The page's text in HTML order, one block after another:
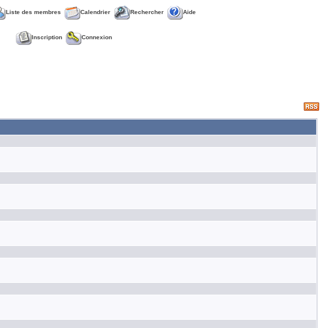
Liste des membres Calendrier Rechercher Aide
Inscription Connexion